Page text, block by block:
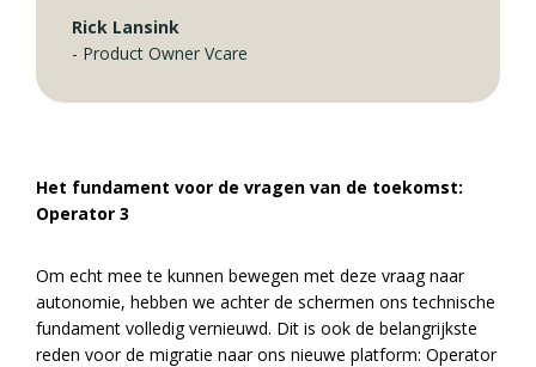
Rick Lansink
- Product Owner Vcare
Het fundament voor de vragen van de toekomst:
Operator 3
Om echt mee te kunnen bewegen met deze vraag naar
autonomie, hebben we achter de schermen ons technische
fundament volledig vernieuwd. Dit is ook de belangrijkste
reden voor de migratie naar ons nieuwe platform: Operator